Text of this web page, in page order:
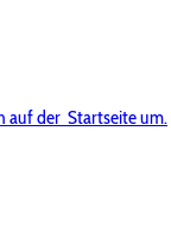
auf der Startseite um.